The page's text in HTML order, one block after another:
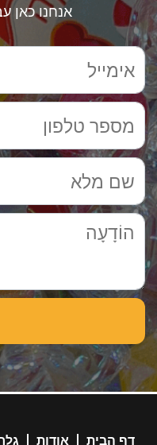
אנחנו כאן
דף הבית אודות